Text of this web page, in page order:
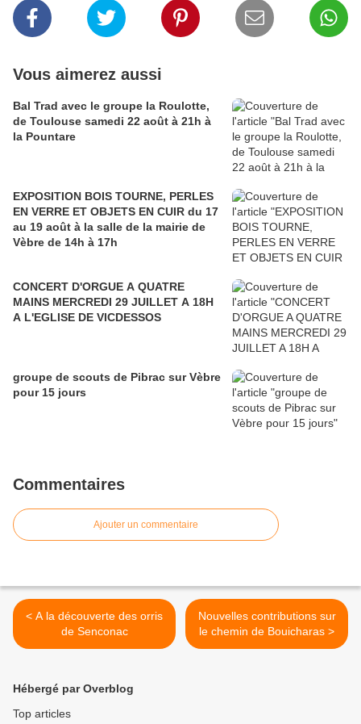
Vous aimerez aussi
Bal Trad avec le groupe la Roulotte,
de Toulouse samedi 22 août à 21h à
la Pountare
EXPOSITION BOIS TOURNE, PERLES
EN VERRE ET OBJETS EN CUIR du 17
au 19 août à la salle de la mairie de
Vèbre de 14h à 17h
CONCERT D'ORGUE A QUATRE
MAINS MERCREDI 29 JUILLET A 18H
A L'EGLISE DE VICDESSOS
groupe de scouts de Pibrac sur Vèbre
pour 15 jours
Commentaires
Ajouter un commentaire
< A la découverte des orris
de Senconac
Nouvelles contributions sur
le chemin de Bouicharas >
Hébergé par Overblog
Top articles